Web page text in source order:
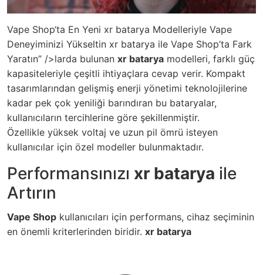
Vape Shop‘ta En Yeni xr batarya Modelleriyle Vape
Deneyiminizi Yükseltin xr batarya ile Vape Shop’ta Fark
Yaratın” />larda bulunan xr batarya modelleri, farklı güç
kapasiteleriyle çeşitli ihtiyaçlara cevap verir. Kompakt
tasarımlarından gelişmiş enerji yönetimi teknolojilerine
kadar pek çok yeniliği barındıran bu bataryalar,
kullanıcıların tercihlerine göre şekillenmiştir.
Özellikle yüksek voltaj ve uzun pil ömrü isteyen
kullanıcılar için özel modeller bulunmaktadır.
Performansınızı xr batarya ile
Artırın
Vape Shop kullanıcıları için performans, cihaz seçiminin
en önemli kriterlerinden biridir. xr batarya